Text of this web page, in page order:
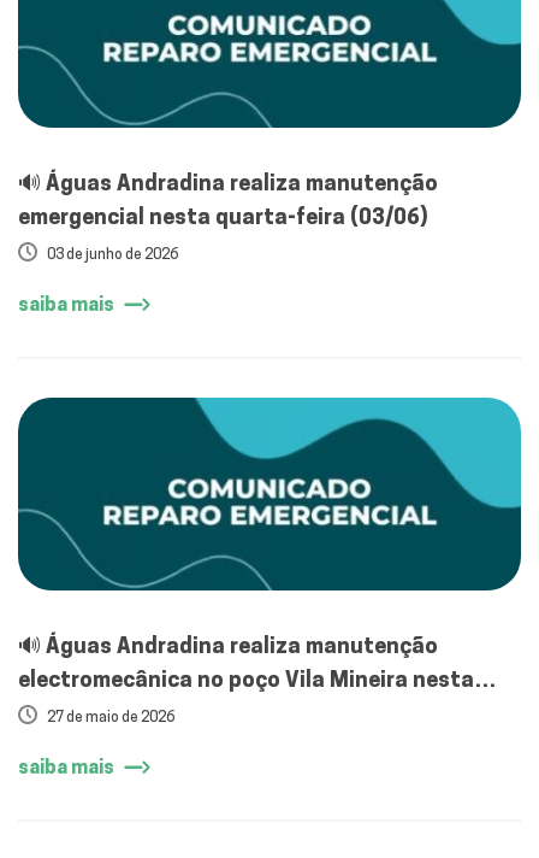
🔊 Águas Andradina realiza manutenção
emergencial nesta quarta-feira (03/06)
03 de junho de 2026
saiba mais
🔊 Águas Andradina realiza manutenção
electromecânica no poço Vila Mineira nesta
quarta-feira (27/05)
27 de maio de 2026
saiba mais